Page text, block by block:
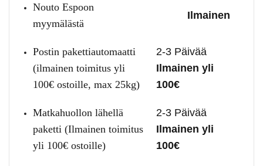
Nouto Espoon
myymälästä
Ilmainen
Postin pakettiautomaatti
(ilmainen toimitus yli
100€ ostoille, max 25kg)
2-3 Päivää
Ilmainen yli
100€
Matkahuollon lähellä
paketti (Ilmainen toimitus
yli 100€ ostoille)
2-3 Päivää
Ilmainen yli
100€